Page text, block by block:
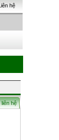
hệ
liên hệ